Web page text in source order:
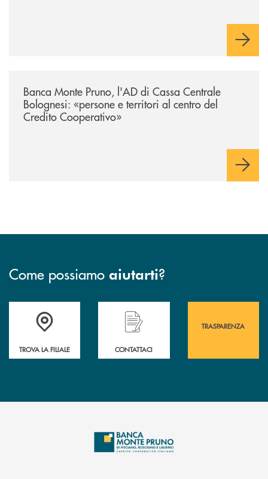
Banca Monte Pruno, l'AD di Cassa Centrale
Bolognesi: «persone e territori al centro del
Credito Cooperativo»
Come possiamo aiutarti?
Accedi all' elenco completo&nbsp; delle&nbsp; filiali&nbsp; di Banca
TROVA LA FILIALE
Hai bisogno di assistenza immediata?
CONTATTACI
TRASPARENZA